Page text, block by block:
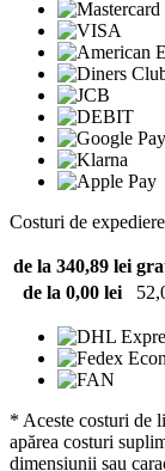
Costuri de
de la 340,89 lei
de la 0,00 lei
* Aceste costuri de
apărea costuri
dimensiunii sau